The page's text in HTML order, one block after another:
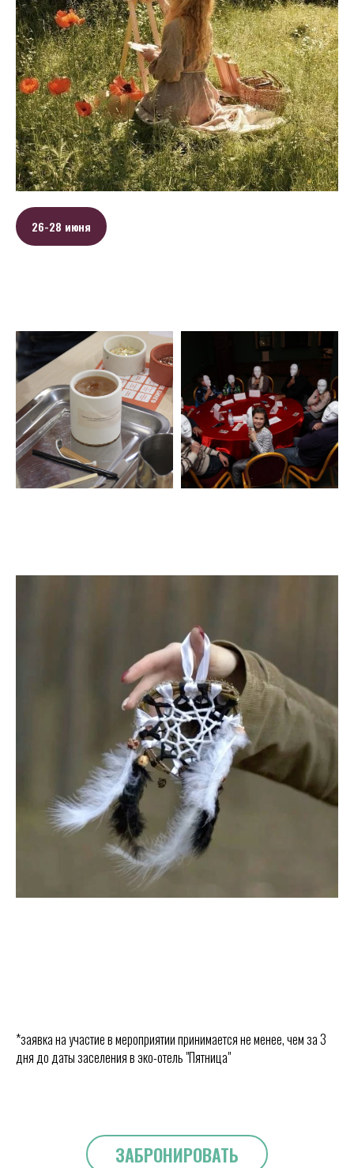
26-28 июня
*заявка на участие в мероприятии принимается не менее, чем за 3
дня до даты заселения в эко-отель "Пятница"
ЗАБРОНИРОВАТЬ